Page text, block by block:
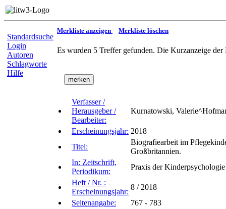
Standardsuche
Login
Autoren
Schlagworte
Hilfe
Merkliste anzeigen Merkliste löschen
Es wurden 5 Treffer gefunden. Die Kurzanzeige der
Verfasser /
Herausgeber /
Bearbeiter:
Kurnatowski,
Erscheinungsjahr: 2018
Titel:
Biografiearbeit im
Großbritannien.
In: Zeitschrift,
Periodikum:
Praxis der
Heft / Nr. :
Erscheinungsjahr:
8 / 2018
Seitenangabe:
767 - 783